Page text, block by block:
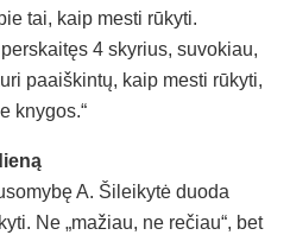
tai, kaip mesti rūkyti.
4 skyrius, suvokiau,
paaiškintų, kaip mesti rūkyti,
knygos.“
A. Šileikytė duoda
Ne „mažiau, ne rečiau“, bet